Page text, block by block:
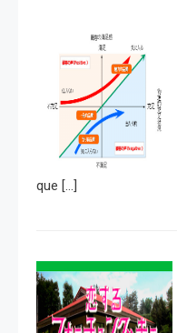
que […]